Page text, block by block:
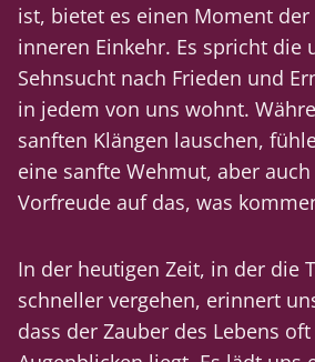
ist, bietet es einen Moment der
inneren Einkehr. Es spricht die
Sehnsucht nach Frieden und
in jedem von uns wohnt.
sanften Klängen lauschen,
eine sanfte Wehmut, aber
Vorfreude auf das, was
In der heutigen Zeit, in der die
schneller vergehen, erinnert
dass der Zauber des Lebens